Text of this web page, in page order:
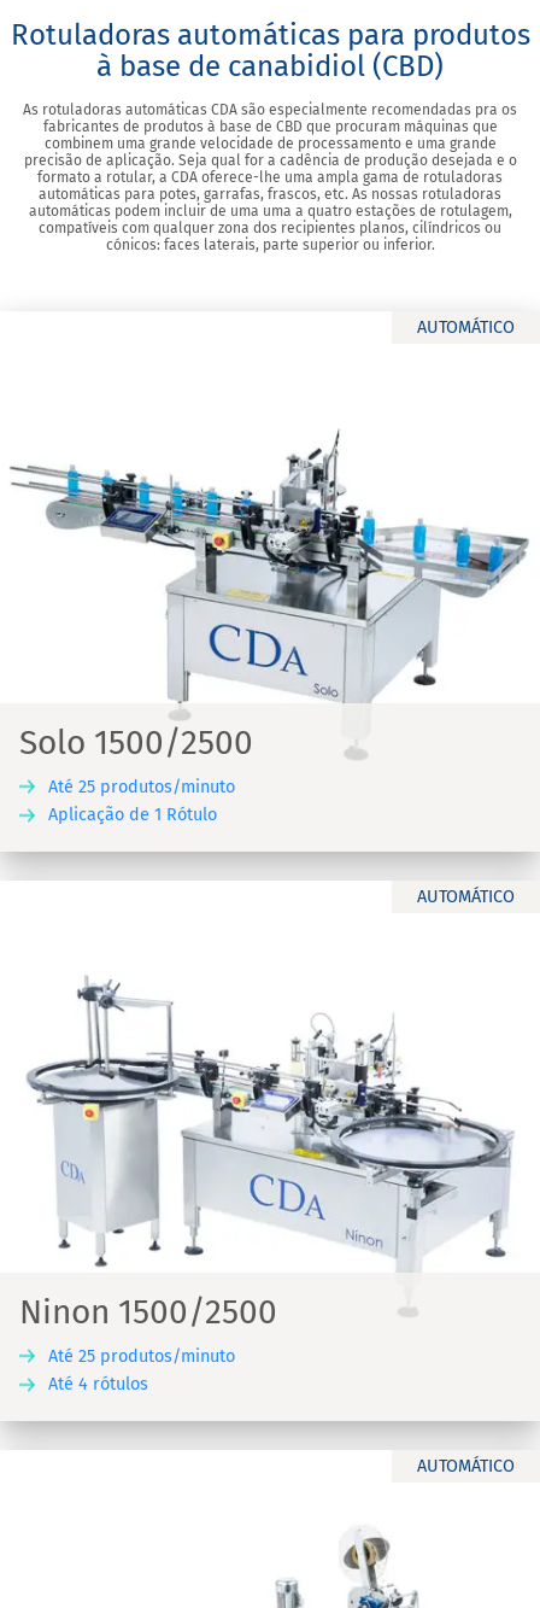
Rotuladoras automáticas para produtos
à base de canabidiol (CBD)
As rotuladoras automáticas CDA são especialmente recomendadas pra os
fabricantes de produtos à base de CBD que procuram máquinas que
combinem uma grande velocidade de processamento e uma grande
precisão de aplicação. Seja qual for a cadência de produção desejada e o
formato a rotular, a CDA oferece-lhe uma ampla gama de rotuladoras
automáticas para potes, garrafas, frascos, etc. As nossas rotuladoras
automáticas podem incluir de uma uma a quatro estações de rotulagem,
compatíveis com qualquer zona dos recipientes planos, cilíndricos ou
cónicos: faces laterais, parte superior ou inferior.
AUTOMÁTICO
Solo 1500/2500
Até 25 produtos/minuto
Aplicação de 1 Rótulo
AUTOMÁTICO
Ninon 1500/2500
Até 25 produtos/minuto
Até 4 rótulos
AUTOMÁTICO